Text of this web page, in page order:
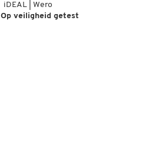
iDEAL | Wero
Op veiligheid getest